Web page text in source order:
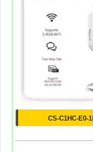
CS-C1HC-E0-